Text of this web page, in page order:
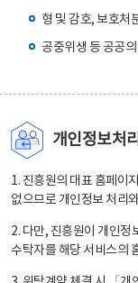
형 및 감호, 보호처
공중위생 등 공공
개인정보처
1. 진흥원의 대표 홈페이
없으므로 개인정보 처리
2. 다만, 진흥원이 개인정
수탁자를 해당 서비스의